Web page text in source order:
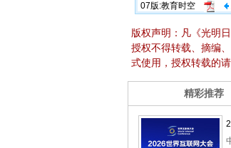
07版:教育时空
版权声明：凡《光明
授权不得转载、摘编
式使用，授权转载的